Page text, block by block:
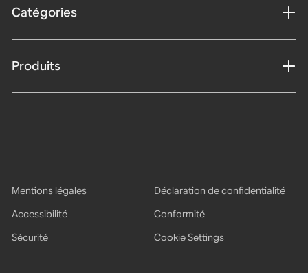
Catégories
Produits
Mentions légales
Déclaration de confidentialité
Accessibilité
Conformité
Sécurité
Cookie Settings